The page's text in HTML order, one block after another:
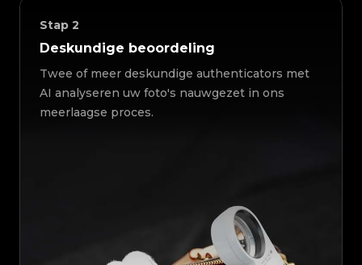
Stap 2
Deskundige beoordeling
Twee of meer deskundige authenticators met
AI analyseren uw foto's nauwgezet in ons
meerlaagse proces.